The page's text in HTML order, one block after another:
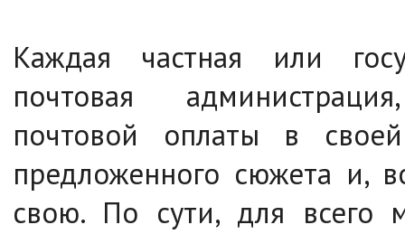
Каждая частная или
почтовая
почтовой оплаты в
предложенного сюжета и,
свою. По сути, для всего